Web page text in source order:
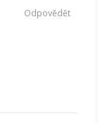
Odpovědět